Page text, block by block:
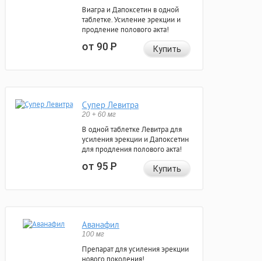
Виагра и Дапоксетин в одной
таблетке. Усиление эрекции и
продление полового акта!
от 90Р Купить
Супер Левитра
20 + 60 мг
В одной таблетке Левитра для
усиления эрекции и Дапоксетин
для продления полового акта!
от 95Р Купить
Аванафил
100 мг
Препарат для усиления эрекции